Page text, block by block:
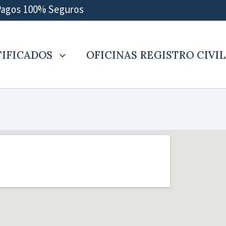
100% Seguros
OFICINAS REGISTRO CIVIL